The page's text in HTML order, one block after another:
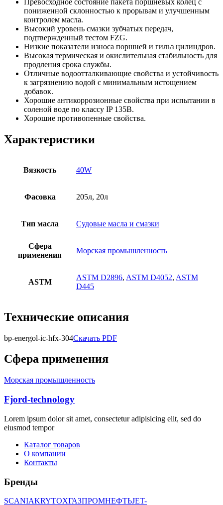
Превосходное состояние пакета поршневых колец с
пониженной склонностью к прорывам и улучшенным
контролем масла.
Высокий уровень смазки зубчатых передач,
подтвержденный тестом FZG.
Низкие показатели износа поршней и гильз цилиндров.
Высокая термическая и окислительная стабильность для
продления срока службы.
Отличные водоотталкивающие свойства и устойчивость
к загрязнению водой с минимальным истощением
добавок.
Хорошие антикоррозионные свойства при испытании в
соленой воде по классу IP 135B.
Хорошие противопенные свойства.
Характеристики
Вязкость 40W
Фасовка 205л, 20л
Тип масла Судовые масла и смазки
Сфера
применения
Морская промышленность
ASTM
ASTM D2896, ASTM D4052, ASTM
D445
Технические описания
bp-energol-ic-hfx-304Скачать PDF
Сфера применения
Морская промышленность
Fjord-technology
Lorem ipsum dolor sit amet, consectetur adipisicing elit, sed do
eiusmod tempor
Каталог товаров
О компании
Контакты
Бренды
SCANIAKRYTOXГАЗПРОМНЕФТЬJET-